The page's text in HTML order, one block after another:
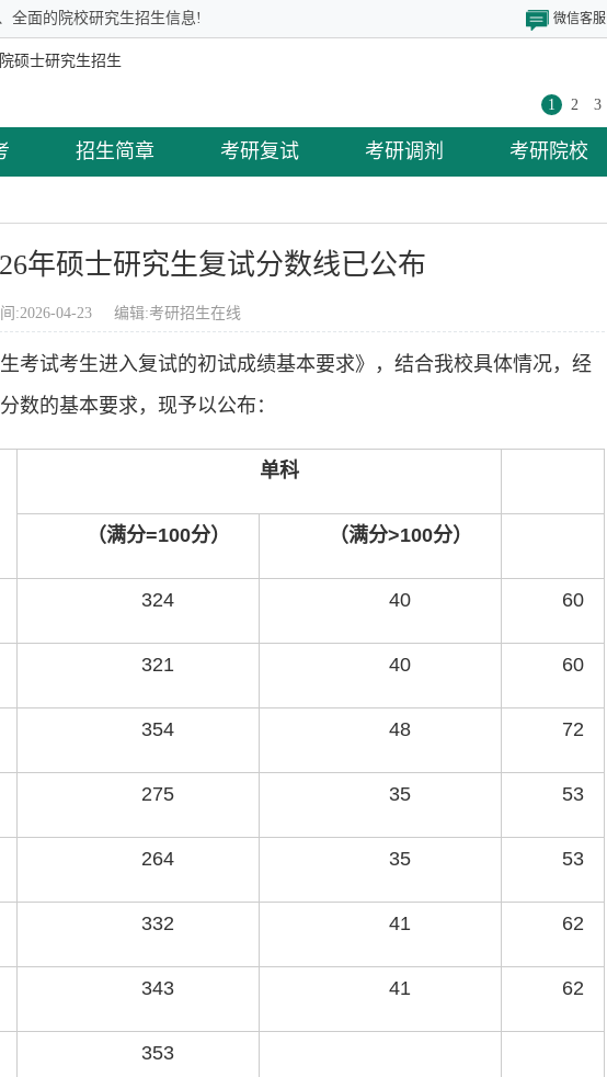
全面的院校研究生招生信息! 微信客服
1 2 3
招生简章 考研复试 考研调剂 考研院校
年硕士研究生复试分数线已公布
间:2026-04-23 编辑:考研招生在线
考试考生进入复试的初试成绩基本要求》，结合我校具体情况，经
数的基本要求，现予以公布：
单科
（满分=100分） （满分>100分）
324 40 60
321 40 60
354 48 72
275 35 53
264 35 53
332 41 62
343 41 62
353